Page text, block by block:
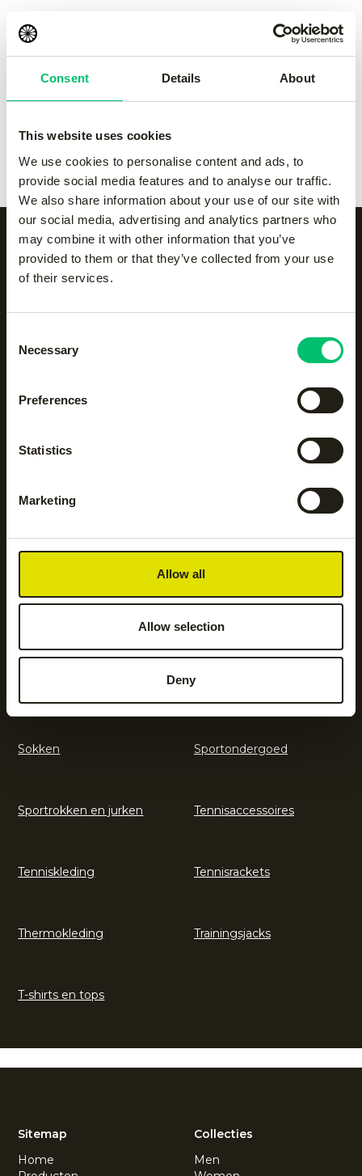
Consent Details About
This website uses cookies
We use cookies to personalise content and ads, to
provide social media features and to analyse our traffic.
We also share information about your use of our site with
our social media, advertising and analytics partners who
may combine it with other information that you’ve
provided to them or that they’ve collected from your use
of their services.
Selection
Necessary
Preferences
Statistics
Marketing
Allow all
Allow selection
Deny
Kadiri uni sleeve
€15.00
Kadiri uni sweatband-
navy
€10.00
€10.00
Alle categorieën op een
rijtje
Hoodies en sweatshirts
Jassen
Jogging- en
Leggings
Shorts
Sokken Sportondergoed
Sportrokken en jurken Tennisaccessoires
Tenniskleding Tennisrackets
Thermokleding Trainingsjacks
T-shirts en tops
Sitemap
Home
Collecties
Men